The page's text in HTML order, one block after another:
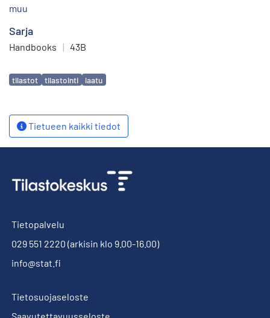
muu
Sarja
Handbooks | 43B
Avainsanat
tilastot tilastointi laatu
Tietueen kaikki tiedot
Tietopalvelu
029 551 2220 (arkisin klo 9.00-16.00)
info@stat.fi
Tietosuojaseloste